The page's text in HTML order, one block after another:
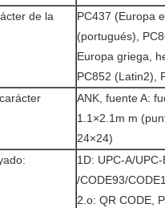
de la
PC437 (Europa
(portugués),
Europa griega,
PC852 (Latin2),
ANK, fuente A:
1.1×2.1m m
24×24)
1D: UPC-A/
/CODE93/
2.o: QR CODE,